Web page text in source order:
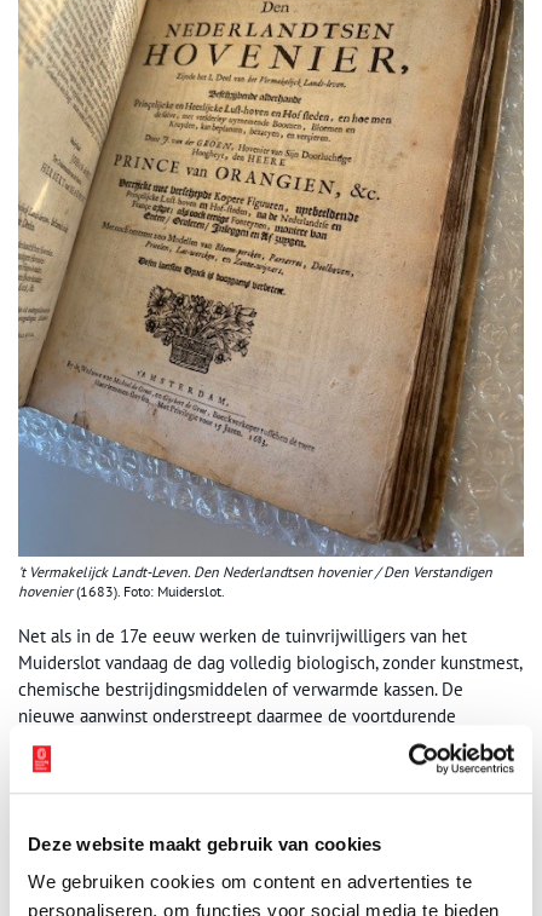
Deze website maakt gebruik van cookies
We gebruiken cookies om content en advertenties te
personaliseren, om functies voor social media te bieden
’t Vermakelijck Landt-Leven. Den Nederlandtsen hovenier / Den Verstandigen
hovenier(1683). Foto: Muiderslot.
Net als in de 17e eeuw werken de tuinvrijwilligers van het
Muiderslot vandaag de dag volledig biologisch, zonder kunstmest,
chemische bestrijdingsmiddelen of verwarmde kassen. De
nieuwe aanwinst onderstreept daarmee de voortdurende
verbinding tussen erfgoed, natuur en actuele maatschappelijke
thema’s.